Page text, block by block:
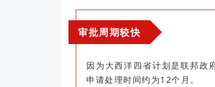
审批周期较快
因为大西洋四省计划是联邦政
申请处理时间约为12个月。